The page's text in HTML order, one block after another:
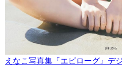
えなこ写真集『エピローグ』デ